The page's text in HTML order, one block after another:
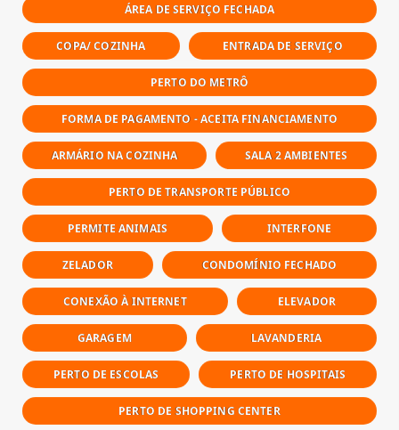
ÁREA DE SERVIÇO FECHADA
COPA/ COZINHA ENTRADA DE SERVIÇO
PERTO DO METRÔ
FORMA DE PAGAMENTO - ACEITA FINANCIAMENTO
ARMÁRIO NA COZINHA SALA 2 AMBIENTES
PERTO DE TRANSPORTE PÚBLICO
PERMITE ANIMAIS INTERFONE
ZELADOR CONDOMÍNIO FECHADO
CONEXÃO À INTERNET ELEVADOR
GARAGEM LAVANDERIA
PERTO DE ESCOLAS PERTO DE HOSPITAIS
PERTO DE SHOPPING CENTER